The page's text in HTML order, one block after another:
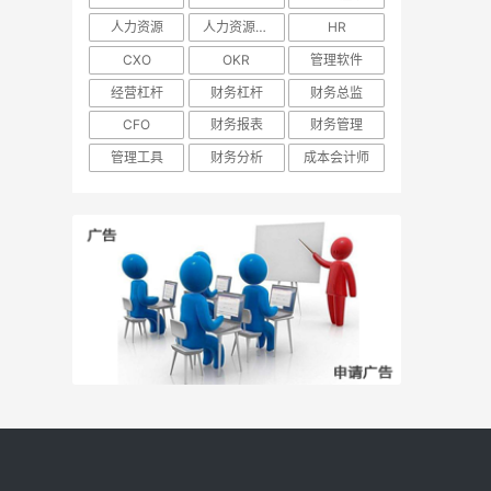
人力资源
人力资源管理
HR
CXO
OKR
管理软件
经营杠杆
财务杠杆
财务总监
CFO
财务报表
财务管理
管理工具
财务分析 成本会计师